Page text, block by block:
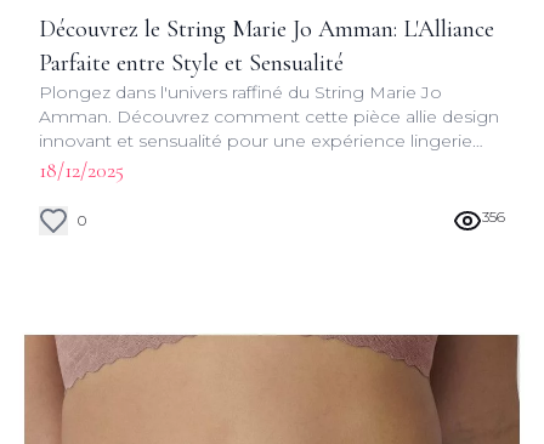
Découvrez le String Marie Jo Amman: L'Alliance
Parfaite entre Style et Sensualité
Plongez dans l'univers raffiné du String Marie Jo
Amman. Découvrez comment cette pièce allie design
innovant et sensualité pour une expérience lingerie
incomparable.
18/12/2025
0 356